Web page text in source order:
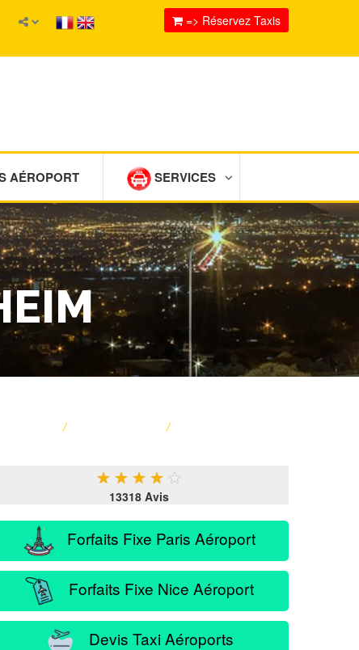
=> Réservez Taxis
AÉROPORT SERVICES
/ /
★ ★ ★ ★ ★
13318 Avis
Forfaits Fixe Paris Aéroport
Forfaits Fixe Nice Aéroport
Devis Taxi Aéroports